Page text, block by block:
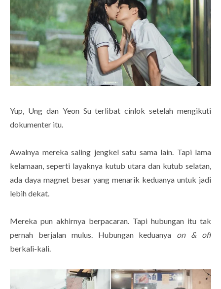
Yup, Ung dan Yeon Su terlibat cinlok setelah mengikuti
dokumenter itu.
Awalnya mereka saling jengkel satu sama lain. Tapi lama
kelamaan, seperti layaknya kutub utara dan kutub selatan,
ada daya magnet besar yang menarik keduanya untuk jadi
lebih dekat.
Mereka pun akhirnya berpacaran. Tapi hubungan itu tak
pernah berjalan mulus. Hubungan keduanya on & off
berkali-kali.